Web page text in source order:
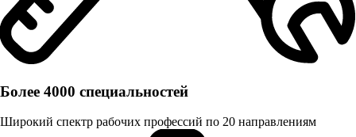
Более 4000 специальностей
Широкий спектр рабочих профессий по 20 направлениям